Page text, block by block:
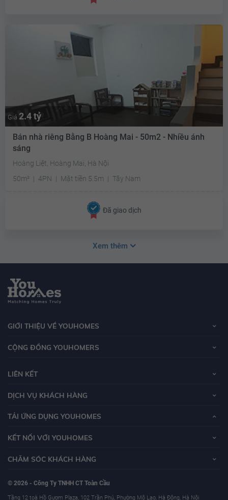
Giá 2.4 tỷ
Bán nhà riêng Bằng B Hoàng Mai - 50m2 - Nhiều ánh
sáng
Hoàng Liệt, Hoàng Mai, Hà Nội
50m²
4PN Mặt tiền 5.5m Tây Nam
Đã giao dịch
Xem thêm
GIỚI THIỆU VỀ YOUHOMES
CỘNG ĐỒNG YOUHOMERS
LIÊN KẾT
DỊCH VỤ KHÁCH HÀNG
TẢI ỨNG DỤNG YOUHOMES
KẾT NỐI VỚI YOUHOMES
CHĂM SÓC KHÁCH HÀNG
© 2026 - Công Ty TNHH CT Toàn Cầu
Tầng 12 toà Hồ Gươm Plaza, 102 Trần Phú, Phường Mộ Lao, Hà Đông, Hà Nội